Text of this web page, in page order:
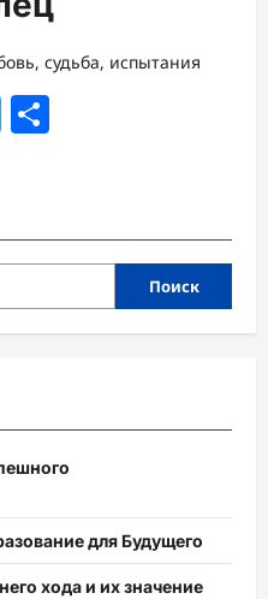
судьба, испытания
Telegram
Поиск
для Будущего
хода и их значение